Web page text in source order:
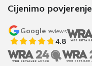
Cijenimo povjerenje
Google reviews
4.8